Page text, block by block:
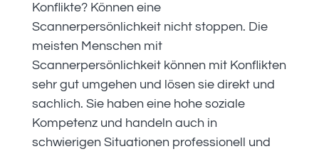
Konflikte? Können eine
Scannerpersönlichkeit nicht stoppen. Die
meisten Menschen mit
Scannerpersönlichkeit können mit Konflikten
sehr gut umgehen und lösen sie direkt und
sachlich. Sie haben eine hohe soziale
Kompetenz und handeln auch in
schwierigen Situationen professionell und